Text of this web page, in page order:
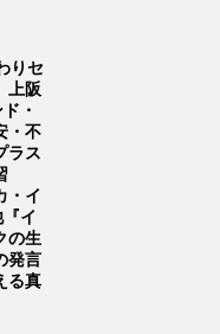
りセ
上阪
・
・不
ラス
・イ
イ
の生
発言
る真